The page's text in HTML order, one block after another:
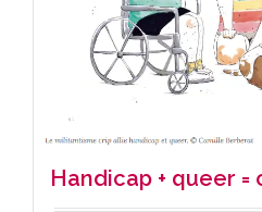
Handicap + queer =